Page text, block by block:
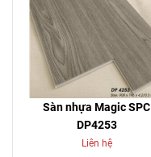
Sàn nhựa Magic SPC
DP4253
Liên hệ